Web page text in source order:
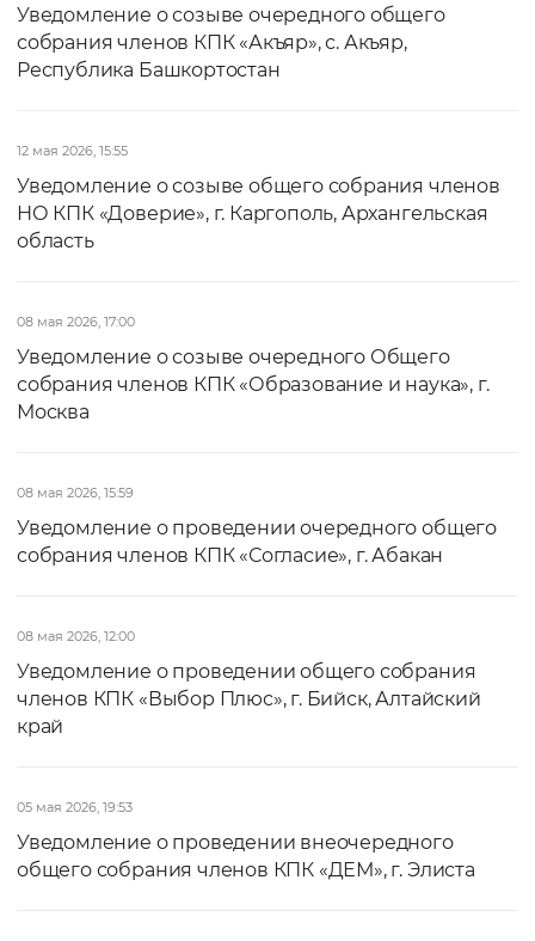
Уведомление о созыве очередного общего
собрания членов КПК «Акъяр», с. Акъяр,
Республика Башкортостан
12 мая 2026, 15:55
Уведомление о созыве общего собрания членов
НО КПК «Доверие», г. Каргополь, Архангельская
область
08 мая 2026, 17:00
Уведомление о созыве очередного Общего
собрания членов КПК «Образование и наука», г.
Москва
08 мая 2026, 15:59
Уведомление о проведении очередного общего
собрания членов КПК «Согласие», г. Абакан
08 мая 2026, 12:00
Уведомление о проведении общего собрания
членов КПК «Выбор Плюс», г. Бийск, Алтайский
край
05 мая 2026, 19:53
Уведомление о проведении внеочередного
общего собрания членов КПК «ДЕМ», г. Элиста